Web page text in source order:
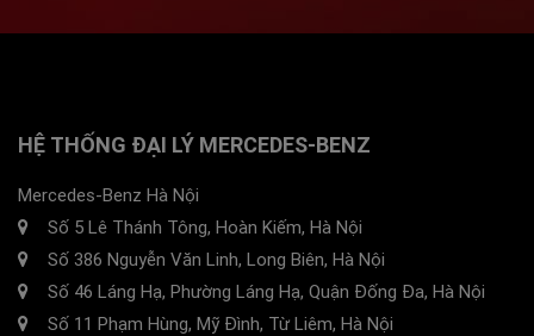
HỆ THỐNG ĐẠI LÝ MERCEDES-BENZ
Mercedes-Benz Hà Nội
Số 5 Lê Thánh Tông, Hoàn Kiếm, Hà Nội
Số 386 Nguyễn Văn Linh, Long Biên, Hà Nội
Số 46 Láng Hạ, Phường Láng Hạ, Quận Đống Đa, Hà Nội
Số 11 Phạm Hùng, Mỹ Đình, Từ Liêm, Hà Nội